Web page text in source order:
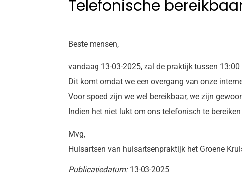
Telefonische
Beste mensen,
vandaag 13-03-2025, zal de praktijk tussen
Dit komt omdat we een overgang van onze
Voor spoed zijn we wel bereikbaar, we zijn
Indien het niet lukt om ons telefonisch te
Mvg,
Huisartsen van huisartsenpraktijk het Groene
Publicatiedatum: 13-03-2025